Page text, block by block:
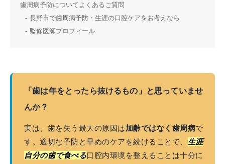
歯周病予防についてよくあるご質問
長野市で歯周病予防・生涯の口腔ケアをお考えなら
監修医師プロフィール
「歯は年をとったら抜けるもの」と思っていませ
んか？
実は、歯を失う最大の原因は加齢ではなく歯周病で
す。適切な予防と早めのケアを続けることで、 生涯
自分の歯で食べる口腔内環境を整えることは十分に